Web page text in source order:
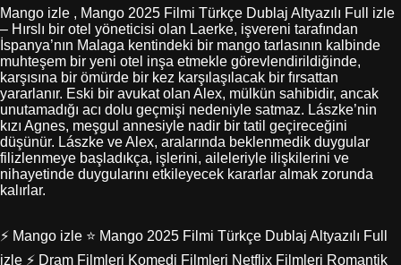
Mango izle , Mango 2025 Filmi Türkçe Dublaj Altyazılı Full izle
– Hırslı bir otel yöneticisi olan Laerke, işvereni tarafından
İspanya’nın Malaga kentindeki bir mango tarlasının kalbinde
muhteşem bir yeni otel inşa etmekle görevlendirildiğinde,
karşısına bir ömürde bir kez karşılaşılacak bir fırsattan
yararlanır. Eski bir avukat olan Alex, mülkün sahibidir, ancak
unutamadığı acı dolu geçmişi nedeniyle satmaz. Lászke’nin
kızı Agnes, meşgul annesiyle nadir bir tatil geçireceğini
düşünür. Lászke ve Alex, aralarında beklenmedik duygular
filizlenmeye başladıkça, işlerini, aileleriyle ilişkilerini ve
nihayetinde duygularını etkileyecek kararlar almak zorunda
kalırlar.
⚡ Mango izle ⭐ Mango 2025 Filmi Türkçe Dublaj Altyazılı Full
izle ⚡ Dram Filmleri Komedi Filmleri Netflix Filmleri Romantik